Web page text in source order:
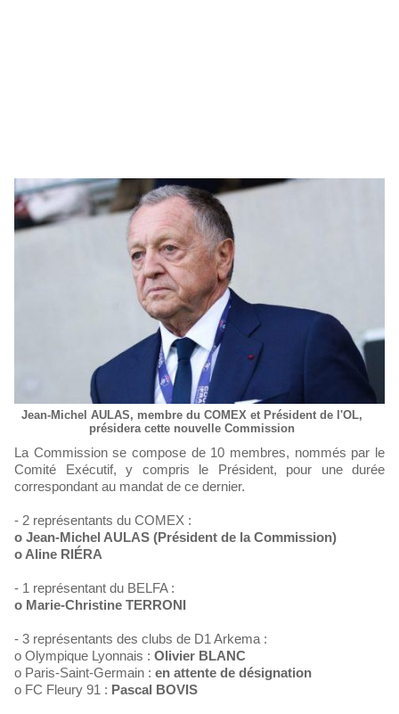
Jean-Michel AULAS, membre du COMEX et Président de l'OL,
présidera cette nouvelle Commission
La Commission se compose de 10 membres, nommés par le
Comité Exécutif, y compris le Président, pour une durée
correspondant au mandat de ce dernier.
- 2 représentants du COMEX :
o Jean-Michel AULAS (Président de la Commission)
o Aline RIÉRA
- 1 représentant du BELFA :
o Marie-Christine TERRONI
- 3 représentants des clubs de D1 Arkema :
o Olympique Lyonnais : Olivier BLANC
o Paris-Saint-Germain : en attente de désignation
o FC Fleury 91 : Pascal BOVIS